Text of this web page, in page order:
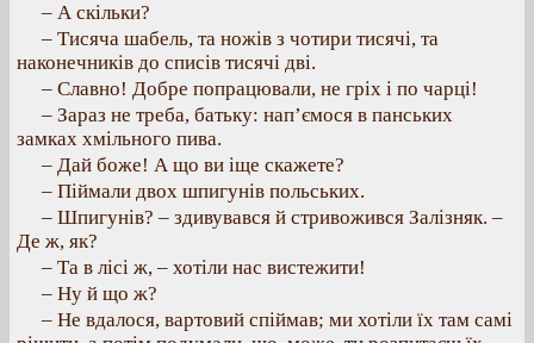
– А скільки?
– Тисяча шабель, та ножів з чотири тисячі, та
наконечників до списів тисячі дві.
– Славно! Добре попрацювали, не гріх і по чарці!
– Зараз не треба, батьку: нап’ємося в панських
замках хмільного пива.
– Дай боже! А що ви іще скажете?
– Піймали двох шпигунів польських.
– Шпигунів? – здивувався й стривожився Залізняк. –
Де ж, як?
– Та в лісі ж, – хотіли нас вистежити!
– Ну й що ж?
– Не вдалося, вартовий спіймав; ми хотіли їх там самі